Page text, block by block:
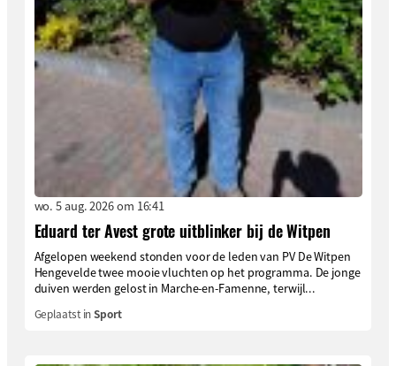
wo. 5 aug. 2026 om 16:41
Eduard ter Avest grote uitblinker bij de Witpen
Afgelopen weekend stonden voor de leden van PV De Witpen
Hengevelde twee mooie vluchten op het programma. De jonge
duiven werden gelost in Marche-en-Famenne, terwijl...
Geplaatst inSport